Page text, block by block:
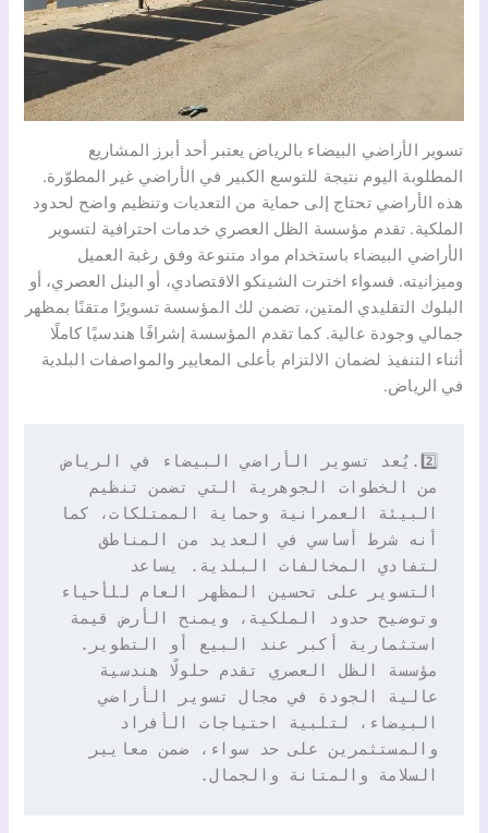
تسوير الأراضي البيضاء بالرياض يعتبر أحد أبرز المشاريع
المطلوبة اليوم نتيجة للتوسع الكبير في الأراضي غير المطوّرة.
هذه الأراضي تحتاج إلى حماية من التعديات وتنظيم واضح لحدود
الملكية. تقدم مؤسسة الظل العصري خدمات احترافية لتسوير
الأراضي البيضاء باستخدام مواد متنوعة وفق رغبة العميل
وميزانيته. فسواء اخترت الشينكو الاقتصادي، أو البنل العصري، أو
البلوك التقليدي المتين، تضمن لك المؤسسة تسويرًا متقنًا بمظهر
جمالي وجودة عالية. كما تقدم المؤسسة إشرافًا هندسيًا كاملًا
أثناء التنفيذ لضمان الالتزام بأعلى المعايير والمواصفات البلدية
في الرياض.
2️⃣.يُعد تسوير الأراضي البيضاء في الرياض
من الخطوات الجوهرية التي تضمن تنظيم
أنه شرط أساسي في العديد من المناطق
عالية الجودة في مجال تسوير الأراضي
السلامة والمتانة والجمال.